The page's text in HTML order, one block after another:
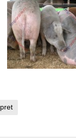
pret